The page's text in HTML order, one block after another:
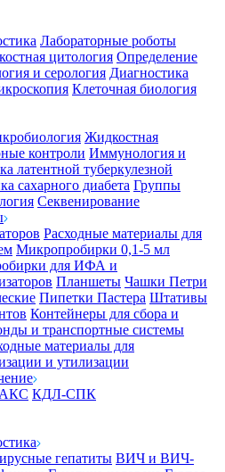
Лабораторные роботы
цитология Определение
и серология Диагностика
Клеточная биология
Жидкостная
контроли Иммунология и
латентной туберкулезной
сахарного диабета Группы
Секвенирование
Расходные материалы для
Микропробирки 0,1-5 мл
для ИФА и
Планшеты Чашки Петри
Пипетки Пастера Штативы
Контейнеры для сбора и
и транспортные системы
материалы для
и утилизации
КДЛ-СПК
гепатиты ВИЧ и ВИЧ-